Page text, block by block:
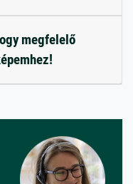
megfelelő